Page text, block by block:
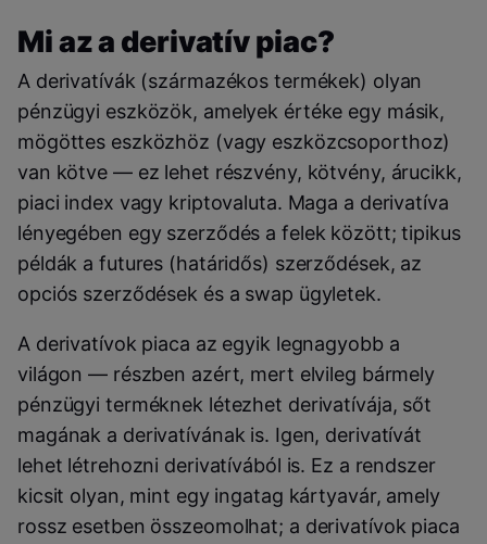
Mi az a derivatív piac?
A derivatívák (származékos termékek) olyan
pénzügyi eszközök, amelyek értéke egy másik,
mögöttes eszközhöz (vagy eszközcsoporthoz)
van kötve — ez lehet részvény, kötvény, árucikk,
piaci index vagy kriptovaluta. Maga a derivatíva
lényegében egy szerződés a felek között; tipikus
példák a futures (határidős) szerződések, az
opciós szerződések és a swap ügyletek.
A derivatívok piaca az egyik legnagyobb a
világon — részben azért, mert elvileg bármely
pénzügyi terméknek létezhet derivatívája, sőt
magának a derivatívának is. Igen, derivatívát
lehet létrehozni derivatívából is. Ez a rendszer
kicsit olyan, mint egy ingatag kártyavár, amely
rossz esetben összeomolhat; a derivatívok piaca